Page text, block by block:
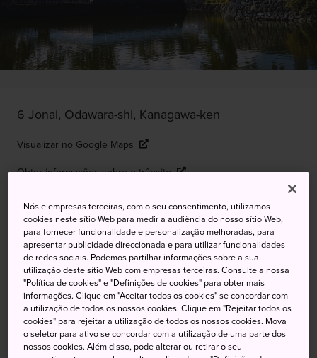
6 Jonai, Odawara-shi, Kanagawa-ken
Visualizar no Google Maps
Obter informações sobre o trânsito
PALAVRAS-CHAVE MAPA
Uma fortaleza medieval próxima
de Tóquio
Construído por volta de meados do século XV, o Castelo
de Odawara tem três níveis e cinco andares e está
Nós e empresas terceiras, com o seu consentimento, utilizamos
cookies neste sítio Web para medir a audiência do nosso sítio Web,
para fornecer funcionalidade e personalização melhoradas, para
apresentar publicidade direccionada e para utilizar funcionalidades
de redes sociais. Podemos partilhar informações sobre a sua
utilização deste sítio Web com empresas terceiras. Consulte a nossa
"Política de cookies" e "Definições de cookies" para obter mais
informações. Clique em "Aceitar todos os cookies" se concordar com
a utilização de todos os nossos cookies. Clique em "Rejeitar todos os
cookies" para rejeitar a utilização de todos os nossos cookies. Mova
o seletor para ativo se concordar com a utilização de uma parte dos
nossos cookies. Além disso, pode alterar ou retirar o seu